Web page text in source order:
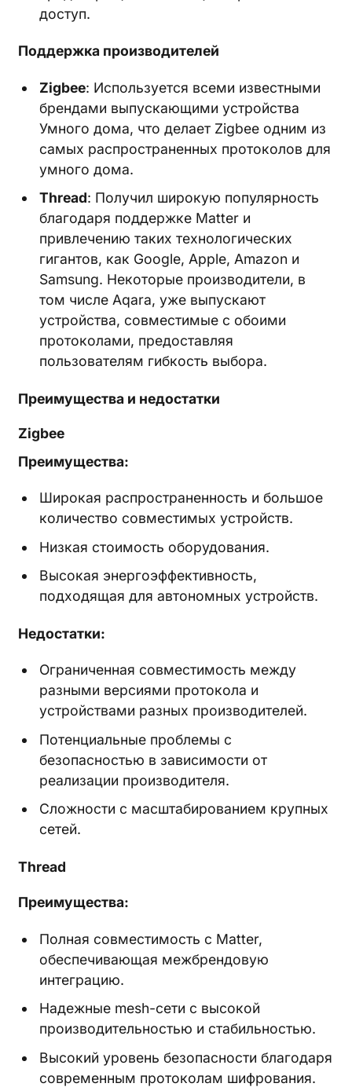
доступ.
Поддержка производителей
Zigbee: Используется всеми известными
брендами выпускающими устройства
Умного дома, что делает Zigbee одним из
самых распространенных протоколов для
умного дома.
Thread: Получил широкую популярность
благодаря поддержке Matter и
привлечению таких технологических
гигантов, как Google, Apple, Amazon и
Samsung. Некоторые производители, в
том числе Aqara, уже выпускают
устройства, совместимые с обоими
протоколами, предоставляя
пользователям гибкость выбора.
Преимущества и недостатки
Zigbee
Преимущества:
Широкая распространенность и большое
количество совместимых устройств.
Низкая стоимость оборудования.
Высокая энергоэффективность,
подходящая для автономных устройств.
Недостатки:
Ограниченная совместимость между
разными версиями протокола и
устройствами разных производителей.
Потенциальные проблемы с
безопасностью в зависимости от
реализации производителя.
Сложности с масштабированием крупных
сетей.
Thread
Преимущества:
Полная совместимость с Matter,
обеспечивающая межбрендовую
интеграцию.
Надежные mesh-сети с высокой
производительностью и стабильностью.
Высокий уровень безопасности благодаря
современным протоколам шифрования.